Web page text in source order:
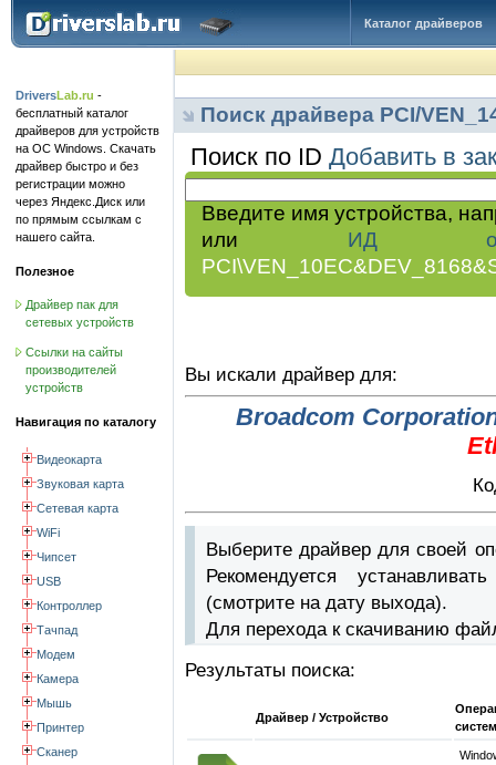
Каталог драйверов
DriversLab.ru -
бесплатный каталог
драйверов для устройств
на ОС Windows. Скачать
драйвер быстро и без
регистрации можно
через Яндекс.Диск или
по прямым ссылкам с
нашего сайта.
Полезное
Драйвер пак для
сетевых устройств
Ссылки на сайты
производителей
устройств
Навигация по каталогу
Видеокарта
Звуковая карта
Сетевая карта
WiFi
Чипсет
USB
Контроллер
Тачпад
Модем
Камера
Мышь
Принтер
Сканер
Поиск драйвера PCI/
Поиск по ID Добавить в
Введите имя устройства,
или ИД
Вы искали драйвер для:
Broadcom
Выберите драйвер для своей
Рекомендуется
(смотрите на дату выхода).
Для перехода к скачиванию
Результаты поиска:
Драйвер / Устройство